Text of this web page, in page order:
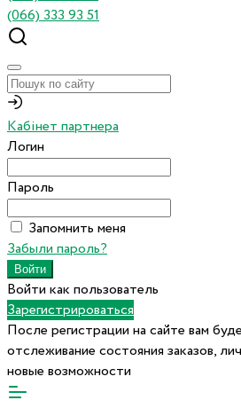
(066) 333 93 51
Кабінет партнера
Логин
Пароль
Запомнить меня
Забыли пароль?
Войти как пользователь
Зарегистрироваться
После регистрации на сайте вам
отслеживание состояния заказов,
новые возможности